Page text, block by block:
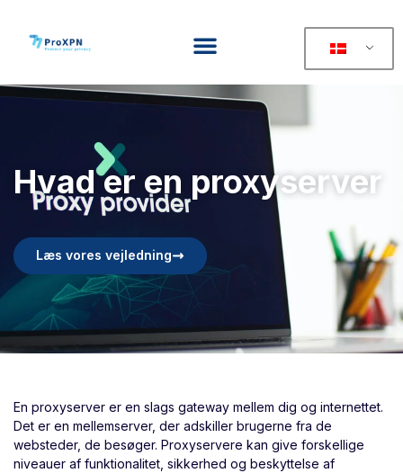
Hvad er en proxyserver
Læs vores vejledning
En proxyserver er en slags gateway mellem dig og internettet.
Det er en mellemserver, der adskiller brugerne fra de
websteder, de besøger. Proxyservere kan give forskellige
niveauer af funktionalitet, sikkerhed og beskyttelse af